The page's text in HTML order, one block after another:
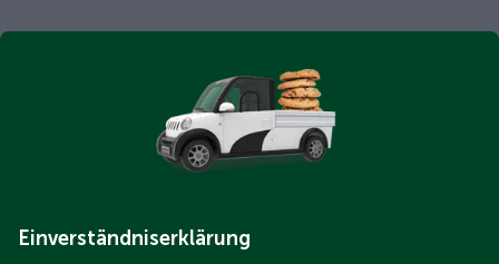
Einverständniserklärung